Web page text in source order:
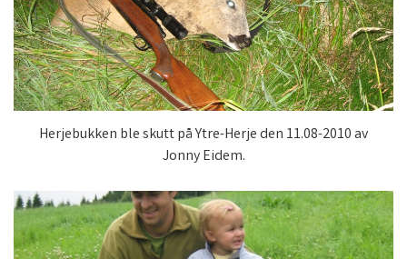
Herjebukken ble skutt på Ytre-Herje den 11.08-2010 av
Jonny Eidem.